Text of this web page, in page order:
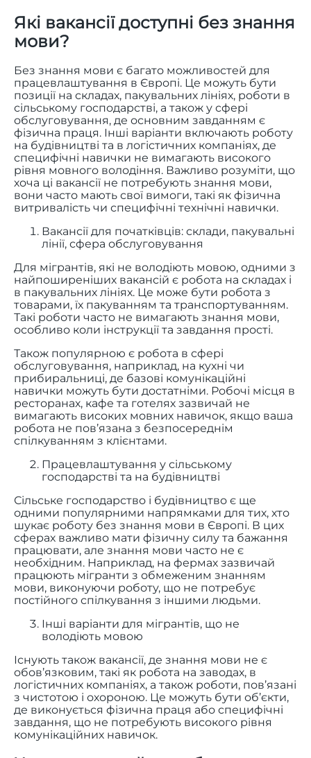
Які вакансії доступні без знання
мови?
Без знання мови є багато можливостей для
працевлаштування в Європі. Це можуть бути
позиції на складах, пакувальних лініях, роботи в
сільському господарстві, а також у сфері
обслуговування, де основним завданням є
фізична праця. Інші варіанти включають роботу
на будівництві та в логістичних компаніях, де
специфічні навички не вимагають високого
рівня мовного володіння. Важливо розуміти, що
хоча ці вакансії не потребують знання мови,
вони часто мають свої вимоги, такі як фізична
витривалість чи специфічні технічні навички.
Вакансії для початківців: склади, пакувальні
лінії, сфера обслуговування
Для мігрантів, які не володіють мовою, одними з
найпоширеніших вакансій є робота на складах і
в пакувальних лініях. Це може бути робота з
товарами, їх пакуванням та транспортуванням.
Такі роботи часто не вимагають знання мови,
особливо коли інструкції та завдання прості.
Також популярною є робота в сфері
обслуговування, наприклад, на кухні чи
прибиральниці, де базові комунікаційні
навички можуть бути достатніми. Робочі місця в
ресторанах, кафе та готелях зазвичай не
вимагають високих мовних навичок, якщо ваша
робота не пов’язана з безпосереднім
спілкуванням з клієнтами.
Працевлаштування у сільському
господарстві та на будівництві
Сільське господарство і будівництво є ще
одними популярними напрямками для тих, хто
шукає роботу без знання мови в Європі. В цих
сферах важливо мати фізичну силу та бажання
працювати, але знання мови часто не є
необхідним. Наприклад, на фермах зазвичай
працюють мігранти з обмеженим знанням
мови, виконуючи роботу, що не потребує
постійного спілкування з іншими людьми.
Інші варіанти для мігрантів, що не
володіють мовою
Існують також вакансії, де знання мови не є
обов’язковим, такі як робота на заводах, в
логістичних компаніях, а також роботи, пов’язані
з чистотою і охороною. Це можуть бути об’єкти,
де виконується фізична праця або специфічні
завдання, що не потребують високого рівня
комунікаційних навичок.